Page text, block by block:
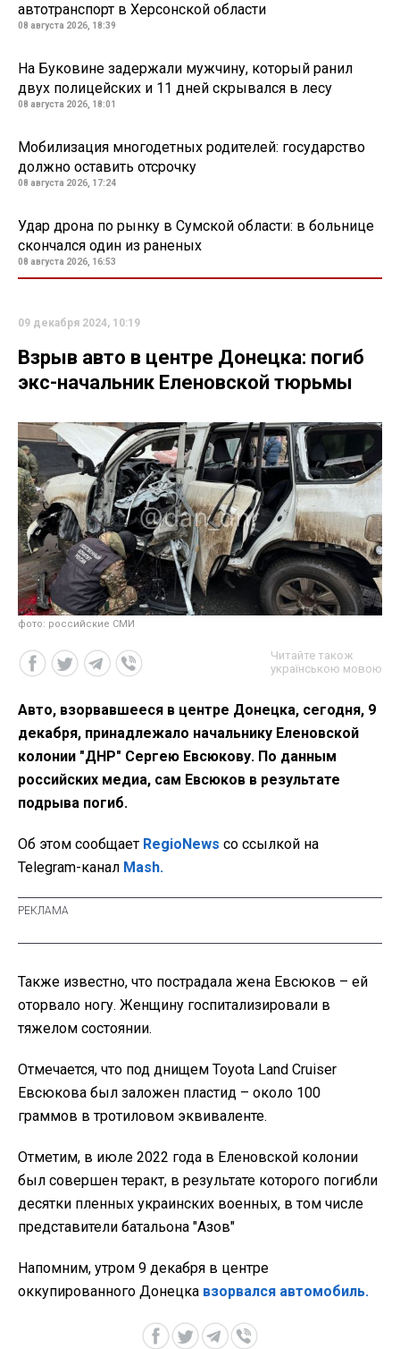
автотранспорт в Херсонской области
08 августа 2026, 18:39
На Буковине задержали мужчину, который ранил
двух полицейских и 11 дней скрывался в лесу
08 августа 2026, 18:01
Мобилизация многодетных родителей: государство
должно оставить отсрочку
08 августа 2026, 17:24
Удар дрона по рынку в Сумской области: в больнице
скончался один из раненых
08 августа 2026, 16:53
09 декабря 2024, 10:19
Взрыв авто в центре Донецка: погиб
экс-начальник Еленовской тюрьмы
фото: российские СМИ
Читайте також
українською мовою
Авто, взорвавшееся в центре Донецка, сегодня, 9
декабря, принадлежало начальнику Еленовской
колонии "ДНР" Сергею Евсюкову. По данным
российских медиа, сам Евсюков в результате
подрыва погиб.
Об этом сообщает RegioNews со ссылкой на
Telegram-канал Mash.
Также известно, что пострадала жена Евсюков – ей
оторвало ногу. Женщину госпитализировали в
тяжелом состоянии.
Отмечается, что под днищем Toyota Land Cruiser
Евсюкова был заложен пластид – около 100
граммов в тротиловом эквиваленте.
Отметим, в июле 2022 года в Еленовской колонии
был совершен теракт, в результате которого погибли
десятки пленных украинских военных, в том числе
представители батальона "Азов"
Напомним, утром 9 декабря в центре
оккупированного Донецка взорвался автомобиль.